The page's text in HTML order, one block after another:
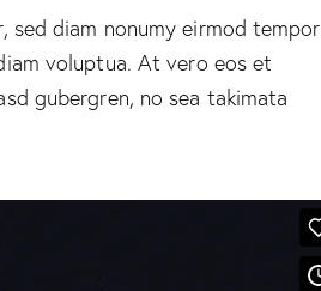
diam nonumy eirmod tempor
voluptua. At vero eos et
gubergren, no sea takimata